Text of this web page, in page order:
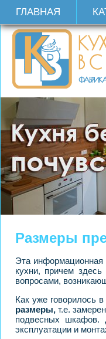
ГЛАВНАЯ
Размеры
Эта информационная
кухни, причем
вопросами,
Как уже говорилось
размеры, т.е.
подвесных шкафов.
эксплуатации и